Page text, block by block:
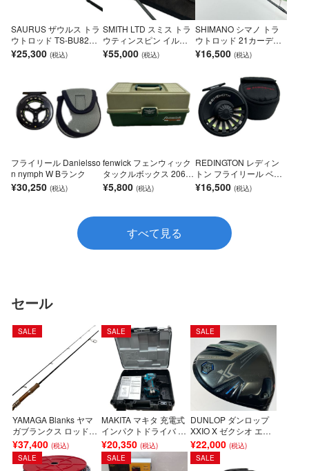
SAURUS ザウルス トラ
ウトロッド TS-BU82MH
S Bランク
¥25,300
SMITH LTD スミス トラ
ウティンスピン イルフ
ロッソ TIL...
¥55,000
SHIMANO シマノ トラ
ウトロッド 21カーディ
フ NX S64UL...
¥16,500
フライリール Danielsso
n nymph W Bランク
¥30,250
fenwick フェンウィック
タックルボックス 2060
Bランク
¥5,800
REDINGTON レディン
トン フライリール ベヒ
モス 11/12 B...
¥16,500
すべて見る
セール
SALE
YAMAGA Blanks ヤマ
ガブランクス ロッド L
upus Sakura77 Bラン
ク
¥37,400
SALE
MAKITA マキタ 充電式
インパクトドライバ T
D173D Sランク
¥20,350
SALE
DUNLOP ダンロップ
XXIO X ゼクシオ エッ
クス 1W 9.5° ドライバ
ー Miyazaki AX-III S カ
バー付 Cランク
¥22,000
SALE SALE SALE